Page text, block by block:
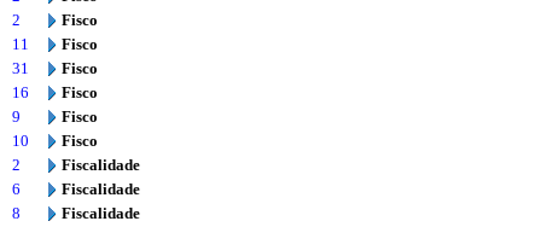
2
Fisco
11
Fisco
31
Fisco
16
Fisco
9
Fisco
10
Fisco
2
Fiscalidade
6
Fiscalidade
8
Fiscalidade